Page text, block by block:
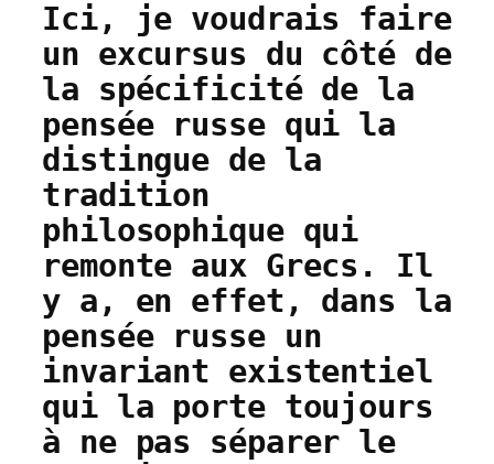
Ici, je voudrais faire
un excursus du côté de
la spécificité de la
pensée russe qui la
distingue de la
tradition
philosophique qui
remonte aux Grecs. Il
y a, en effet, dans la
pensée russe un
invariant existentiel
qui la porte toujours
à ne pas séparer le